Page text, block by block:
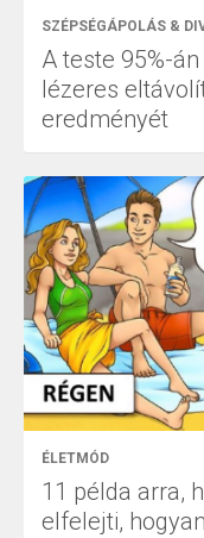
SZÉPSÉGÁPOLÁS &
A teste 95%-
lézeres
eredményét
ÉLETMÓD
11 példa arra,
elfelejti,